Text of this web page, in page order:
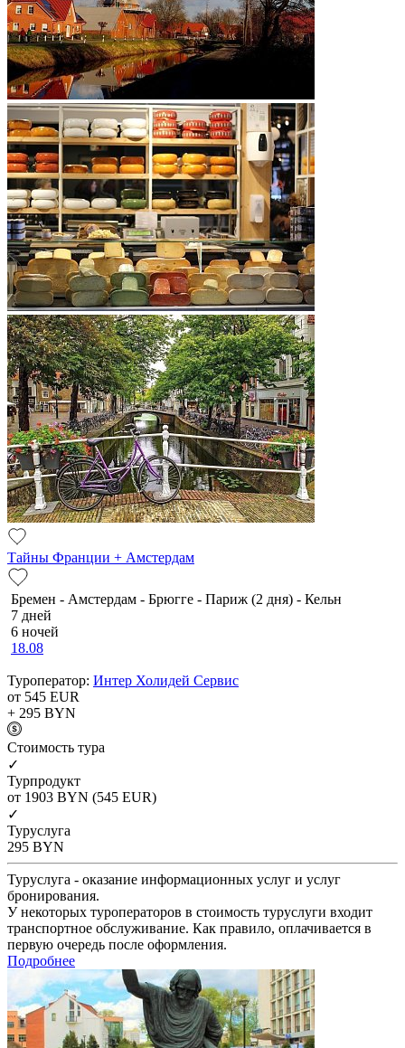
Тайны Франции + Амстердам
Бремен - Амстердам - Брюгге - Париж (2 дня) - Кельн
7 дней
6 ночей
18.08
Туроператор: Интер Холидей Сервис
от 545 EUR
+ 295 BYN
Cтоимость тура
✓
Турпродукт
от 1903 BYN (545 EUR)
✓
Туруслуга
295 BYN
Туруслуга - оказание информационных услуг и услуг
бронирования.
У некоторых туроператоров в стоимость туруслуги входит
транспортное обслуживание. Как правило, оплачивается в
первую очередь после оформления.
Подробнее